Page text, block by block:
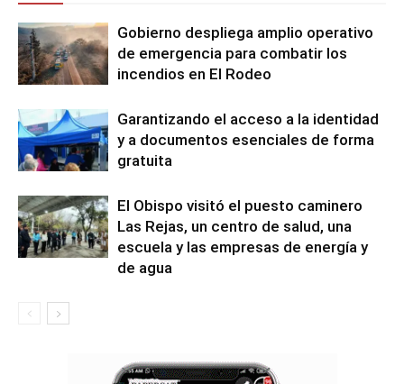
Gobierno despliega amplio operativo
de emergencia para combatir los
incendios en El Rodeo
Garantizando el acceso a la identidad
y a documentos esenciales de forma
gratuita
El Obispo visitó el puesto caminero
Las Rejas, un centro de salud, una
escuela y las empresas de energía y
de agua